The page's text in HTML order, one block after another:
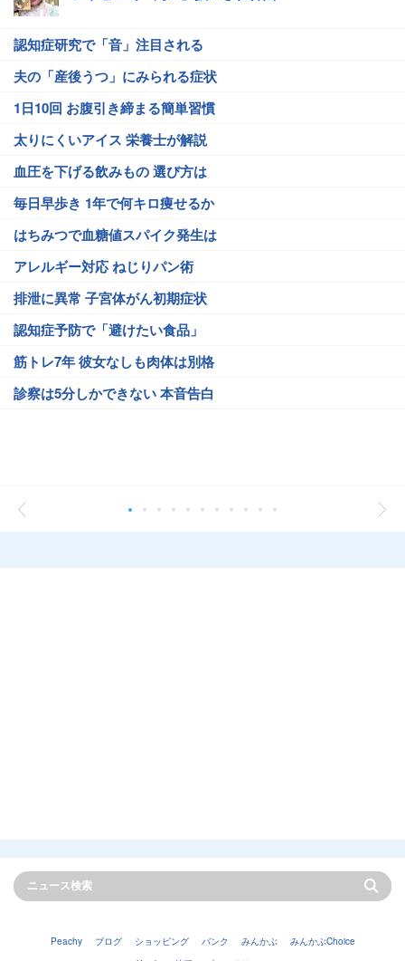
認知症研究で「音」注目される
夫の「産後うつ」にみられる症状
1日10回 お腹引き締まる簡単習慣
太りにくいアイス 栄養士が解説
血圧を下げる飲みもの 選び方は
毎日早歩き 1年で何キロ痩せるか
はちみつで血糖値スパイク発生は
アレルギー対応 ねじりパン術
排泄に異常 子宮体がん初期症状
認知症予防で「避けたい食品」
筋トレ7年 彼女なしも肉体は別格
診察は5分しかできない 本音告白
Peachy ブログ ショッピング バンク みんかぶ
みんかぶChoice